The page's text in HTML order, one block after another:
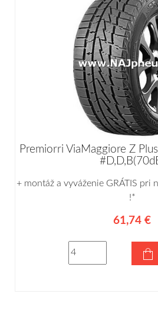
Premiorri ViaMaggiore Z
+ montáž a vyváženie GRÁTIS pri
!*
61,74 €